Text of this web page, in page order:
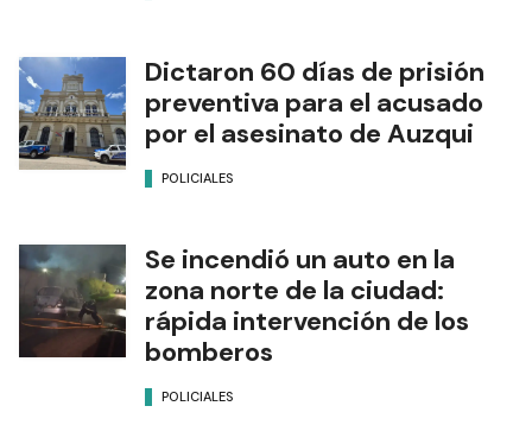
Dictaron 60 días de prisión
preventiva para el acusado
por el asesinato de Auzqui
POLICIALES
Se incendió un auto en la
zona norte de la ciudad:
rápida intervención de los
bomberos
POLICIALES